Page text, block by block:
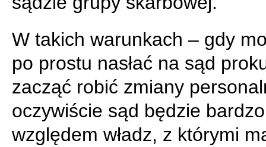
W takich warunkach – gdy
po prostu nasłać na sąd
zacząć robić zmiany
oczywiście sąd będzie
względem władz, z którymi